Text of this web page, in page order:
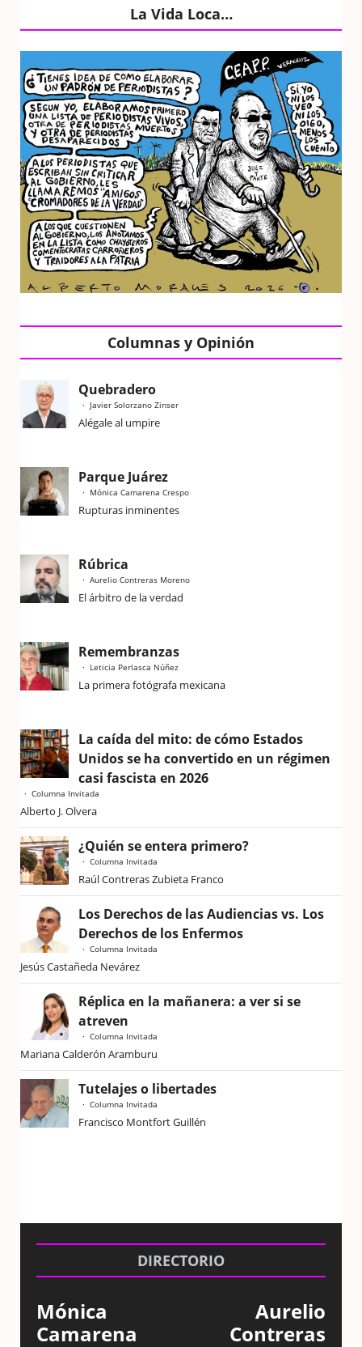
La Vida Loca…
Columnas y Opinión
Quebradero
Javier Solorzano Zinser
Alégale al umpire
Parque Juárez
Mónica Camarena Crespo
Rupturas inminentes
Rúbrica
Aurelio Contreras Moreno
El árbitro de la verdad
Remembranzas
Leticia Perlasca Núñez
La primera fotógrafa mexicana
La caída del mito: de cómo Estados
Unidos se ha convertido en un régimen
casi fascista en 2026
Columna Invitada
Alberto J. Olvera
¿Quién se entera primero?
Columna Invitada
Raúl Contreras Zubieta Franco
Los Derechos de las Audiencias vs. Los
Derechos de los Enfermos
Columna Invitada
Jesús Castañeda Nevárez
Réplica en la mañanera: a ver si se
atreven
Columna Invitada
Mariana Calderón Aramburu
Tutelajes o libertades
Columna Invitada
Francisco Montfort Guillén
DIRECTORIO
Mónica
Camarena
Aurelio
Contreras